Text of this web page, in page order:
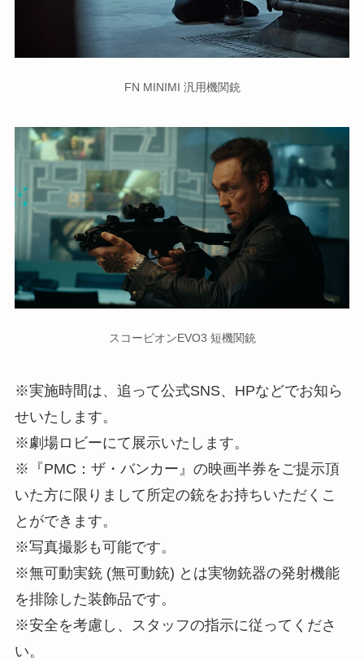
FN MINIMI 汎用機関銃
スコーピオンEVO3 短機関銃
※実施時間は、追って公式SNS、HPなどでお知ら
せいたします。
※劇場ロビーにて展示いたします。
※『PMC：ザ・バンカー』の映画半券をご提示頂
いた方に限りまして所定の銃をお持ちいただくこ
とができます。
※写真撮影も可能です。
※無可動実銃 (無可動銃) とは実物銃器の発射機能
を排除した装飾品です。
※安全を考慮し、スタッフの指示に従ってくださ
い。